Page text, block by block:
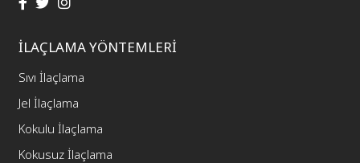
İLAÇLAMA YÖNTEMLERİ
Sıvı İlaçlama
Jel İlaçlama
Kokulu İlaçlama
Kokusuz İlaçlama